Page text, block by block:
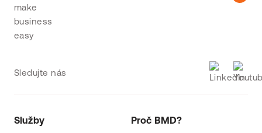
Sledujte nás
Služby
Proč BMD?